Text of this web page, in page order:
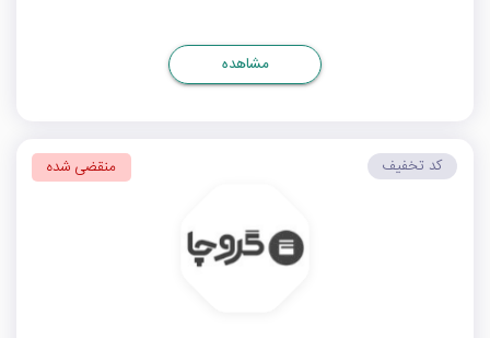
مشاهده
کد تخفیف منقضی شده